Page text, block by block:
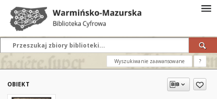
Wyszukiwanie zaawansowane ?
OBIEKT